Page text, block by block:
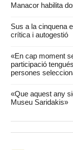
Manacor habilita
Sus a la cinquena
crítica i autogestió
«En cap moment
participació
persones
«Que aquest any
Museu Saridakis»